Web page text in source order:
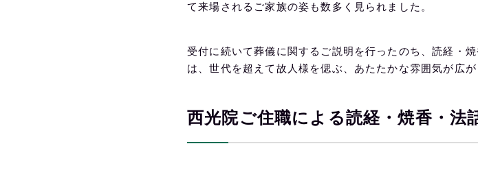
て来場されるご家族の姿も数多く見られました。
受付に続いて葬儀に関するご説明を行ったのち、読経・
は、世代を超えて故人様を偲ぶ、あたたかな雰囲気が広が
西光院ご住職による読経・焼香・法